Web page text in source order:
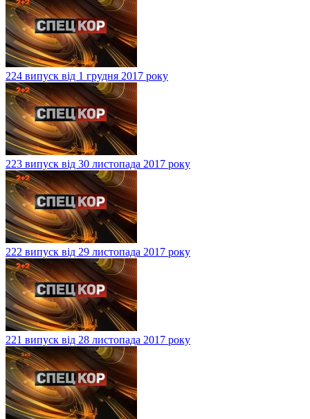
224 випуск від 1 грудня 2017 року
223 випуск від 30 листопада 2017 року
222 випуск від 29 листопада 2017 року
221 випуск від 28 листопада 2017 року